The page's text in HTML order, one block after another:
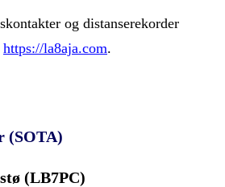
og distanserekorder
https://la8aja.com.
(SOTA)
(LB7PC)